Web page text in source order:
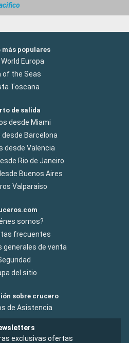
más populares
World Europa
of the Seas
Toscana
de salida
desde Miami
desde Barcelona
desde Valencia
Rio de Janeiro
Buenos Aires
Valparaiso
somos?
frecuentes
generales de venta
del sitio
sobre crucero
de Asistencia
exclusivas ofertas